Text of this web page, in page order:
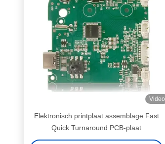
Video
Elektronisch printplaat assemblage Fast
Quick Turnaround PCB-plaat